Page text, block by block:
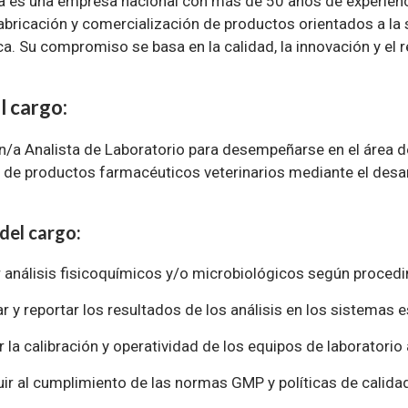
y comercialización de productos orientados a la
Su compromiso se basa en la calidad, la innovación y el
cargo:
a Analista de Laboratorio para desempeñarse en el área
de productos farmacéuticos veterinarios mediante el
cargo:
análisis fisicoquímicos y/o microbiológicos según
y reportar los resultados de los análisis en los sistemas
la calibración y operatividad de los equipos de laboratorio
al cumplimiento de las normas GMP y políticas de